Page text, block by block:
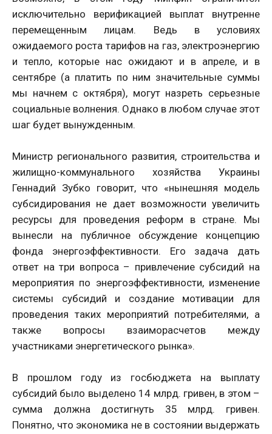
исключительно верификацией выплат внутренне
перемещенным лицам. Ведь в условиях
ожидаемого роста тарифов на газ, электроэнергию
и тепло, которые нас ожидают и в апреле, и в
сентябре (а платить по ним значительные суммы
мы начнем с октября), могут назреть серьезные
социальные волнения. Однако в любом случае этот
шаг будет вынужденным.
Министр регионального развития, строительства и
жилищно-коммунального хозяйства Украины
Геннадий Зубко говорит, что «нынешняя модель
субсидирования не дает возможности увеличить
ресурсы для проведения реформ в стране. Мы
вынесли на публичное обсуждение концепцию
фонда энергоэффективности. Его задача дать
ответ на три вопроса – привлечение субсидий на
мероприятия по энергоэффективности, изменение
системы субсидий и создание мотивации для
проведения таких мероприятий потребителями, а
также вопросы взаиморасчетов между
участниками энергетического рынка».
В прошлом году из госбюджета на выплату
субсидий было выделено 14 млрд. гривен, в этом –
сумма должна достигнуть 35 млрд. гривен.
Понятно, что экономика не в состоянии выдержать